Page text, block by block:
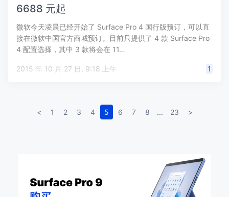
6688 元起
微软今天凌晨已经开始了 Surface Pro 4 国行版预订，可以直
接在微软中国官方商城预订。目前只提供了 4 款 Surface Pro
4 配置选择，其中 3 款将会在 11…
2015 年 10 月 27 日, 9:18 上午 1
< 1 2 3 4 5 6 7 8 ... 23 >